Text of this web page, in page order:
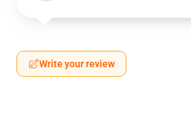
Write your review